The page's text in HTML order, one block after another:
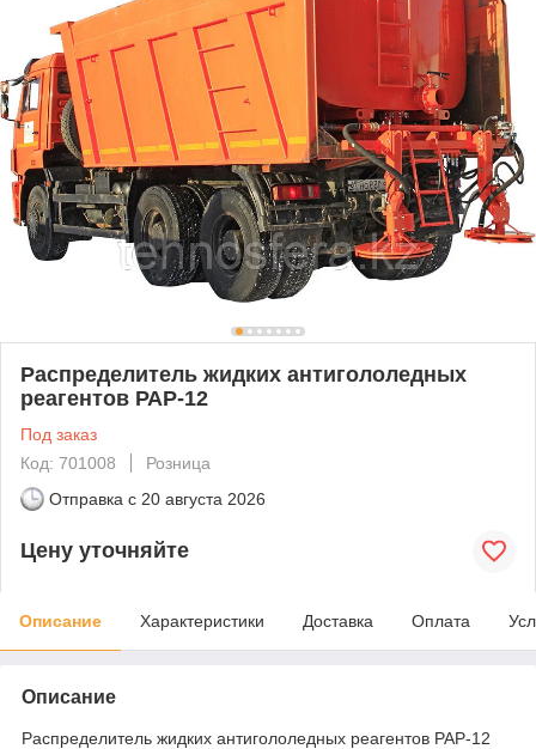
Распределитель жидких антигололедных
реагентов РАР-12
Под заказ
Код: 701008
Розница
Отправка с 20 августа 2026
Цену уточняйте
Описание Характеристики Доставка Оплата
Описание
Распределитель жидких антигололедных реагентов РАР-12